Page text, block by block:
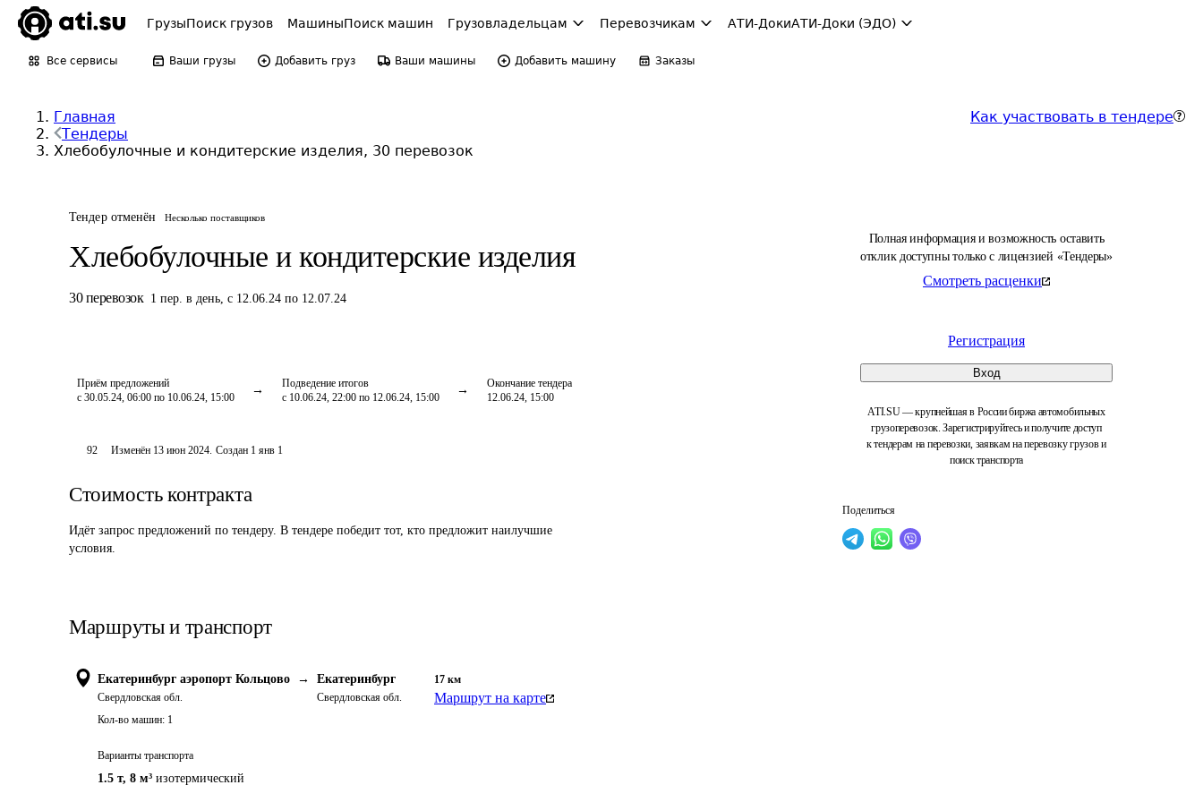
ГрузыПоиск грузов МашиныПоиск машин Грузовладельцам Перевозчикам АТИ-ДокиАТИ-Доки (ЭДО)
Все сервисы Ваши грузы Добавить груз Ваши машины Добавить машину Заказы
Главная
Тендеры
Хлебобулочные и кондитерские изделия, 30 перевозок
Как участвовать в тендере
Тендер отменён Несколько поставщиков
Хлебобулочные и кондитерские изделия
30 перевозок 1 пер. в день, с 12.06.24 по 12.07.24
Приём предложений
с 30.05.24, 06:00 по 10.06.24, 15:00
Подведение итогов
с 10.06.24, 22:00 по 12.06.24, 15:00
Окончание тендера
12.06.24, 15:00
Полная информация и возможность оставить
отклик доступны только с лицензией «Тендеры»
Смотреть расценки
Регистрация
Вход
ATI.SU — крупнейшая в России биржа автомобильных
грузоперевозок. Зарегистрируйтесь и получите доступ
к тендерам на перевозки, заявкам на перевозку грузов и
поиск транспорта
Поделиться
92 Изменён 13 июн 2024. Создан 1 янв 1
Стоимость контракта
Идёт запрос предложений по тендеру. В тендере победит тот, кто предложит наилучшие
условия.
Маршруты и транспорт
Екатеринбург аэропорт Кольцово →
Свердловская обл.
Екатеринбург
Свердловская обл.
17 км
Маршрут на карте
Кол-во машин: 1
Варианты транспорта
1.5 т, 8 м³ изотермический